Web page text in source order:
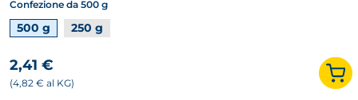
Confezione da 500 g
Formati disponibili
500 g 250 g
2,41 €
(4,82 € al KG)